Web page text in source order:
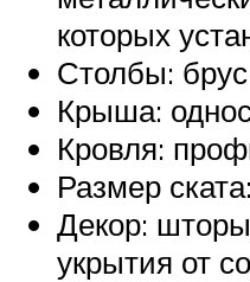
которых
Столбы:
Крыша:
Кровля:
Размер
Декор:
укрытия от